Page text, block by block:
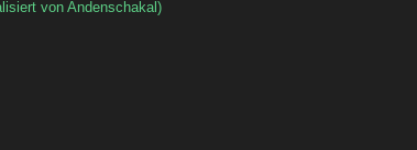
von Andenschakal)